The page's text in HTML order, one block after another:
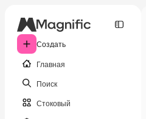
Создать
Главная
Поиск
Стоковый